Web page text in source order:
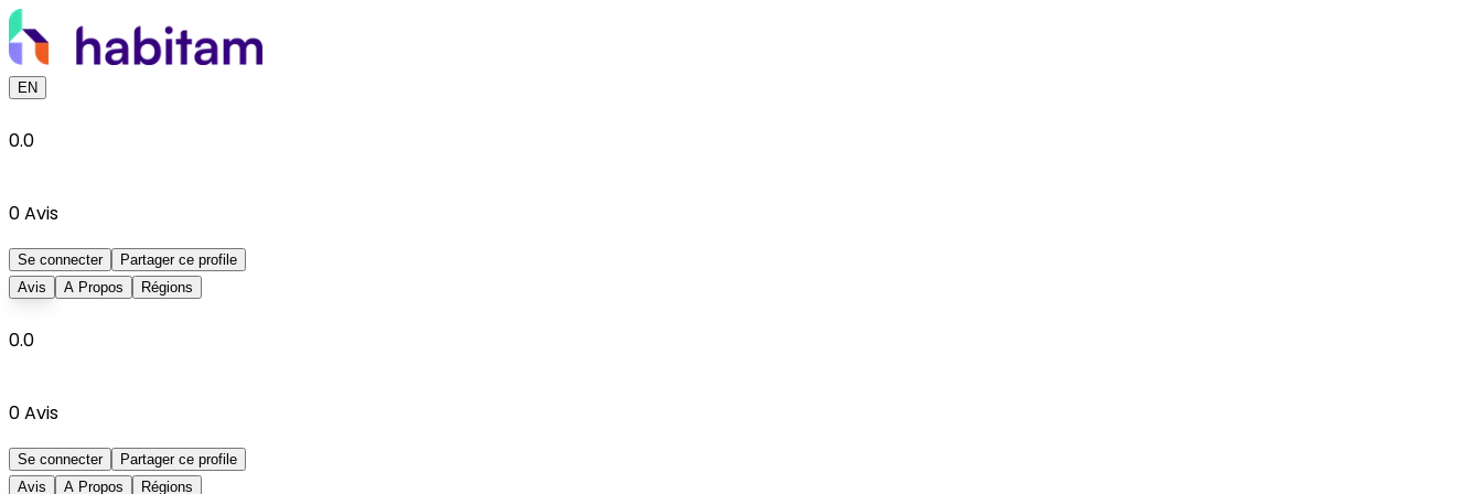
EN
0.0
0Avis
Se connecter
Partager ce profile
Avis
A Propos Régions
0.0
0Avis
Se connecter
Partager ce profile
Avis
A Propos Régions